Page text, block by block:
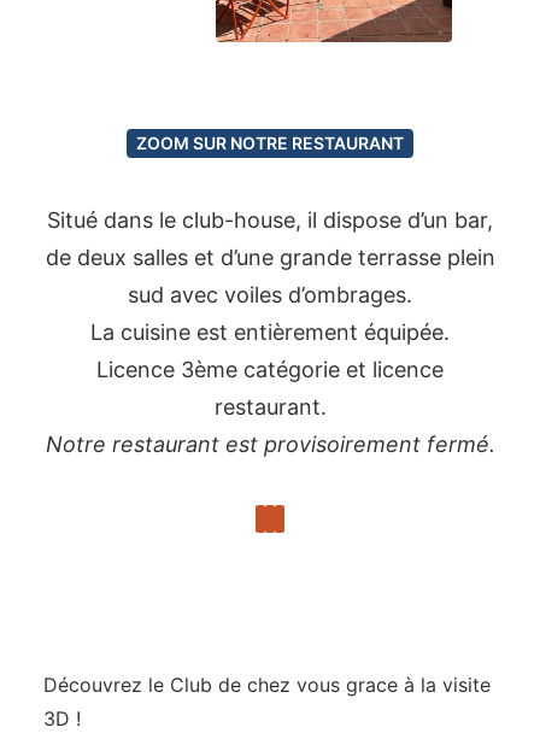
ZOOM SUR NOTRE RESTAURANT
Situé dans le club-house, il dispose d’un bar,
de deux salles et d’une grande terrasse plein
sud avec voiles d’ombrages.
La cuisine est entièrement équipée.
Licence 3ème catégorie et licence
restaurant.
Notre restaurant est provisoirement fermé.
Découvrez le Club de chez vous grace à la visite
3D !